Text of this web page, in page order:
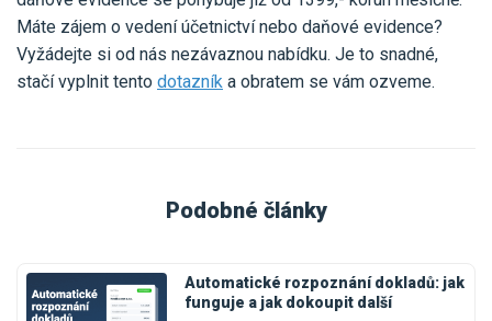
Máte zájem o vedení účetnictví nebo daňové evidence?
Vyžádejte si od nás nezávaznou nabídku. Je to snadné,
stačí vyplnit tento dotazník a obratem se vám ozveme.
Podobné články
Automatické rozpoznání dokladů: jak
funguje a jak dokoupit další